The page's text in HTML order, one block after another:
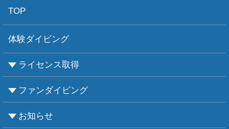
TOP
体験ダイビング
ライセンス取得
CMASについて
PADIについて
Ｃカードライセンス取得
レベルアップCMAS
レベルアップPADI
インストラクターコース
エンリッチド・エア・ナイトロックス講習
ファンダイビング
ビーチダイビング
ボートダイビング
セルフダイビング
レンタル器材
お知らせ